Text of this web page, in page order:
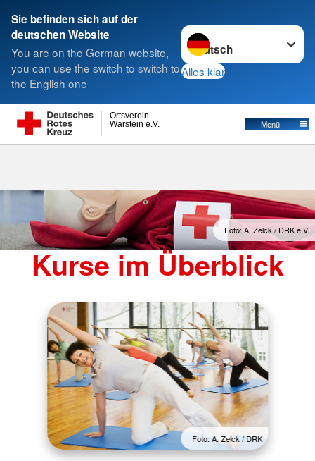
Sie befinden sich auf der
deutschen Website
You are on the German website,
you can use the switch to switch to
the English one
Sprache wechseln zu
Alles klar
Warstein e.V.
Ortsverein
Menü
Suche
Foto: A. Zelck / DRK e.V.
Kurse im Überblick
Foto: A. Zelck / DRK